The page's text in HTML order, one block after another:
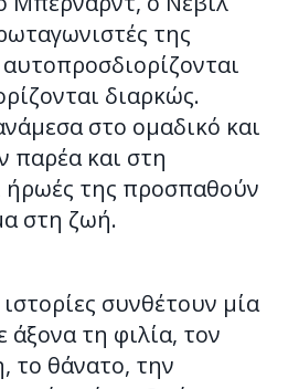
της
διαρκώς.
στο ομαδικό και
παρέα και στη
ήρωές της προσπαθούν
στη ζωή.
συνθέτουν μία
άξονα τη φιλία, τον
το θάνατο, την